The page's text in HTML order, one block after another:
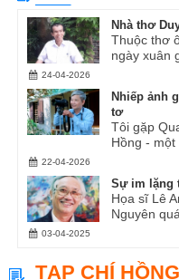
Nhà thơ
Thuộc thơ
ngày xuân
24-04-2026
Nhiếp ảnh
tơ
Tôi gặp
Hồng - một
22-04-2026
Sự im lặng
Họa sĩ Lê
Nguyên
03-04-2025
TẠP CHÍ